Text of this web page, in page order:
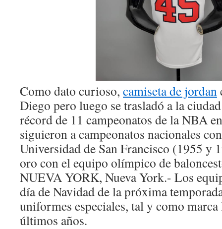
Como dato curioso, camiseta de jordan
Diego pero luego se trasladó a la
récord de 11 campeonatos de la NBA
siguieron a campeonatos nacionales
Universidad de San Francisco (1955 y
oro con el equipo olímpico de
NUEVA YORK, Nueva York.- Los
día de Navidad de la próxima
uniformes especiales, tal y como
últimos años.